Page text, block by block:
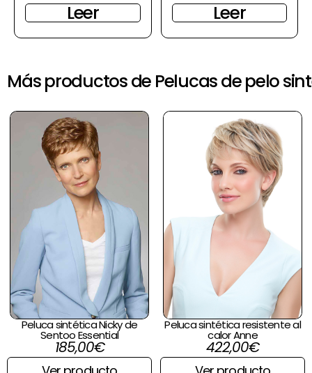
Leer Leer
Más productos de Pelucas de pelo
Peluca sintética Nicky de
Sentoo Essential
185,00€
Peluca sintética resistente al
calor Anne
422,00€